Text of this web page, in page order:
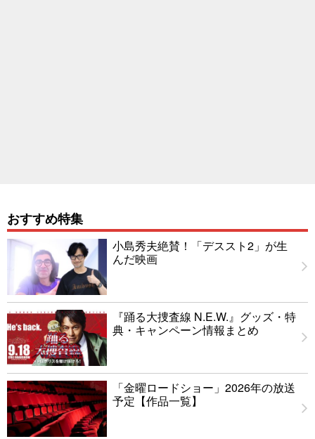
おすすめ特集
小島秀夫絶賛！「デススト2」が生
んだ映画
『踊る大捜査線 N.E.W.』グッズ・特
典・キャンペーン情報まとめ
「金曜ロードショー」2026年の放送
予定【作品一覧】